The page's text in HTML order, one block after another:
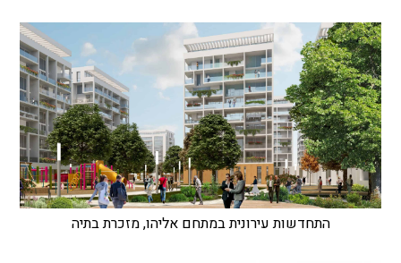
התחדשות עירונית במתחם אליהו, מזכרת בתיה